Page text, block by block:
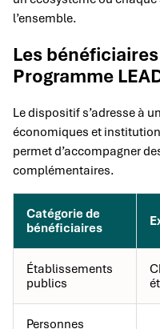
l’ensemble.
Les
Programme
Le dispositif s’adresse à
économiques et
permet d’accompagner
complémentaires.
Catégorie de
bénéficiaires
Établissements
publics
Personnes